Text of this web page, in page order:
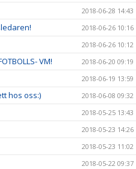
2018-06-28 14:43
2018-06-26 10:16
2018-06-26 10:12
VM! 2018-06-20 09:19
2018-06-19 13:59
hos oss:) 2018-06-08 09:32
2018-05-25 13:43
2018-05-23 14:26
2018-05-23 11:02
2018-05-22 09:37